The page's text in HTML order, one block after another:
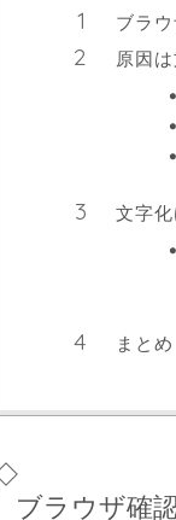
ブラ
原因
文字
まとめ
ブラウザ確